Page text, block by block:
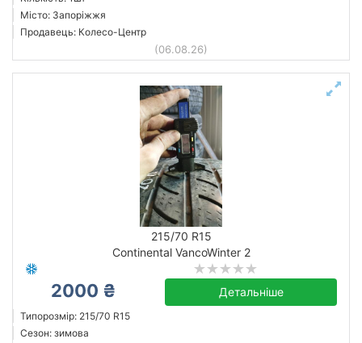
Місто: Запоріжжя
Продавець: Колесо-Центр
(06.08.26)
215/70 R15
Continental VancoWinter 2
2000 ₴ Детальніше
Типорозмір: 215/70 R15
Сезон: зимова